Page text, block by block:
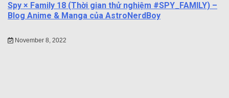
Spy × Family 18 (Thời gian thử nghiệm #SPY_FAMILY) –
Blog Anime & Manga của AstroNerdBoy
November 8, 2022